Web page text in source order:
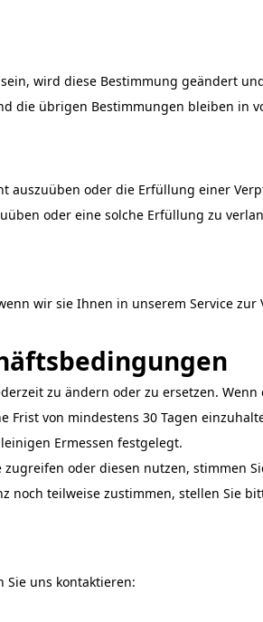
wird diese Bestimmung geändert
die übrigen Bestimmungen bleiben in
auszuüben oder die Erfüllung einer
oder eine solche Erfüllung zu
wir sie Ihnen in unserem Service
zu ändern oder zu ersetzen.
von mindestens 30 Tagen
Ermessen festgelegt.
oder diesen nutzen, stimmen
noch teilweise zustimmen, stellen Sie
Sie uns kontaktieren: